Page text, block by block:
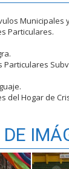
Municipales
Particulares.
Particulares
del Hogar de